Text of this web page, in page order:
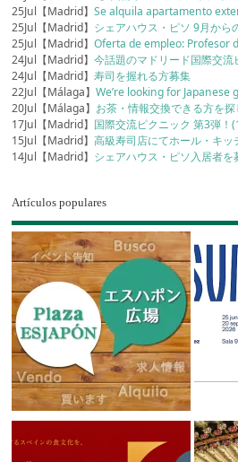
25Jul【Madrid】Se alquila apartamento
25Jul【Madrid】 シェアハウス・ピソ 9月から
25Jul【Madrid】Oferta de empleo: Profesor
24Jul【Madrid】今話題のマドリード国際交
24Jul【Madrid】寿司を握れる方募集
22Jul【Málaga】We’re looking for
20Jul【Málaga】 お茶・情報交換できる方を
17Jul【Madrid】 国際交流ピクニック 第3弾！
15Jul【Madrid】高級寿司店にてホール・キッ
14Jul【Madrid】 シェアハウス・ピソ入居者を
Artículos populares